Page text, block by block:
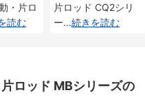
・片ロ
読む
片ロッド CQ2シリ
ー...続きを読む
ロッド MBシリーズの